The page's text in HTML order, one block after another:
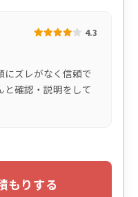
4.3
にズレがなく信頼で
と確認・説明をして
もりする